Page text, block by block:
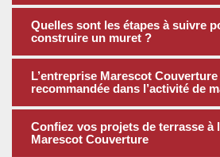
Quelles sont les étapes à suivre
construire un muret ?
L’entreprise Marescot
recommandée dans l’activité de
Confiez vos projets de terrasse à
Marescot Couverture